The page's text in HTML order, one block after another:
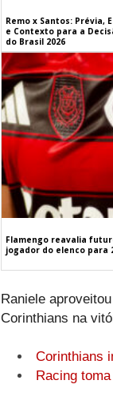
Remo x Santos: Prévia,
e Contexto para a
do Brasil 2026
Flamengo reavalia
jogador do elenco para
Raniele
Corinthians na
Corinthians
Racing